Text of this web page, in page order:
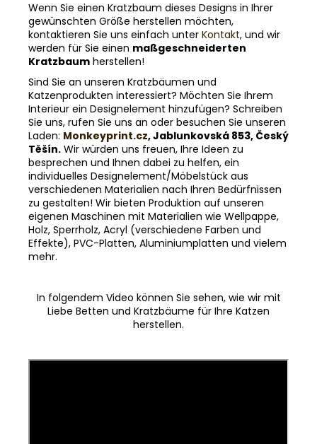
Wenn Sie einen Kratzbaum dieses Designs in Ihrer
gewünschten Größe herstellen möchten,
kontaktieren Sie uns einfach unter Kontakt, und wir
werden für Sie einen maßgeschneiderten
Kratzbaum herstellen!
Sind Sie an unseren Kratzbäumen und
Katzenprodukten interessiert? Möchten Sie Ihrem
Interieur ein Designelement hinzufügen? Schreiben
Sie uns, rufen Sie uns an oder besuchen Sie unseren
Laden: Monkeyprint.cz, Jablunkovská 853, Český
Těšín. Wir würden uns freuen, Ihre Ideen zu
besprechen und Ihnen dabei zu helfen, ein
individuelles Designelement/Möbelstück aus
verschiedenen Materialien nach Ihren Bedürfnissen
zu gestalten! Wir bieten Produktion auf unseren
eigenen Maschinen mit Materialien wie Wellpappe,
Holz, Sperrholz, Acryl (verschiedene Farben und
Effekte), PVC-Platten, Aluminiumplatten und vielem
mehr.
In folgendem Video können Sie sehen, wie wir mit
Liebe Betten und Kratzbäume für Ihre Katzen
herstellen.